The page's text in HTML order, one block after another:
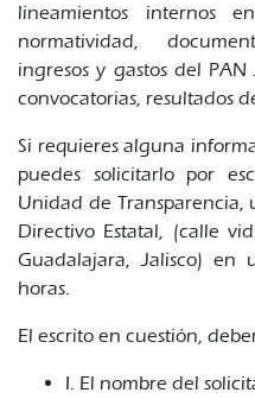
lineamientos internos
normatividad,
ingresos y gastos del
convocatorias, resultados
Si requieres alguna
puedes solicitarlo por
Unidad de Transparencia,
Directivo Estatal, (calle
Guadalajara, Jalisco)
horas.
El escrito en cuestión,
I. El nombre del